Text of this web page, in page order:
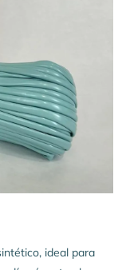
ideal para